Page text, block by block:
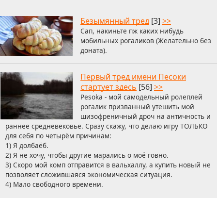
Безымянный тред [3] >>
Сап, накиньте пж каких нибудь
мобильных рогаликов (Желательно без
доната).
Первый тред имени Песоки
стартует здесь [56] >>
Pesoka - мой самодельный ролеплей
рогалик призванный утешить мой
шизофреничный дроч на античность и
раннее средневековье. Сразу скажу, что делаю игру ТОЛЬКО
для себя по четырём причинам:
1) Я долбаёб.
2) Я не хочу, чтобы другие марались о моё говно.
3) Скоро мой комп отправится в вальхаллу, а купить новый не
позволяет сложившаяся экономическая ситуация.
4) Мало свободного времени.